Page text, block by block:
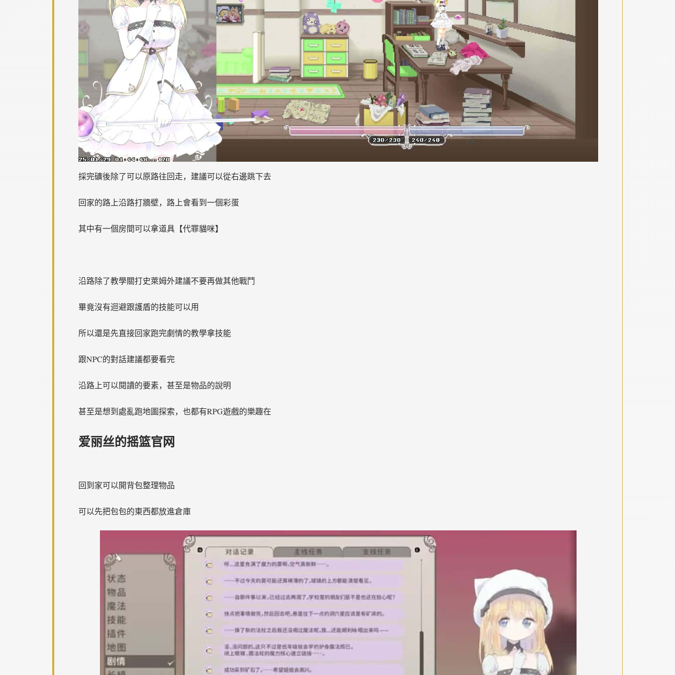
採完礦後除了可以原路往回走，建議可以從右邊跳下去
回家的路上沿路打牆壁，路上會看到一個彩蛋
其中有一個房間可以拿道具【代罪貓咪】
沿路除了教學關打史萊姆外建議不要再做其他戰鬥
畢竟沒有迴避跟護盾的技能可以用
所以還是先直接回家跑完劇情的教學拿技能
跟NPC的對話建議都要看完
沿路上可以閱讀的要素，甚至是物品的說明
甚至是想到處亂跑地圖探索，也都有RPG遊戲的樂趣在
爱丽丝的摇篮官网
回到家可以開背包整理物品
可以先把包包的東西都放進倉庫